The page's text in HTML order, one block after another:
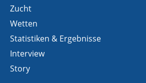
Zucht
Wetten
Statistiken & Ergebnisse
Interview
Story